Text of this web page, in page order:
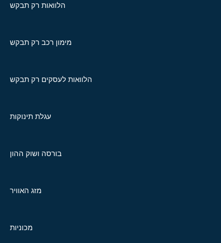
הלוואות רק תבקש
מימון רכב רק תבקש
הלוואות לעסקים רק תבקש
עגלת תינוקות
בורסה ושוק ההון
מזג האוויר
מכוניות